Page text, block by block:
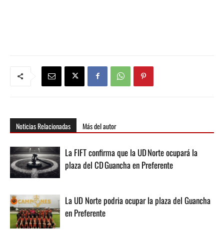
Noticias Relacionadas Más del autor
La FIFT confirma que la UD Norte ocupará la
plaza del CD Guancha en Preferente
La UD Norte podria ocupar la plaza del Guancha
en Preferente